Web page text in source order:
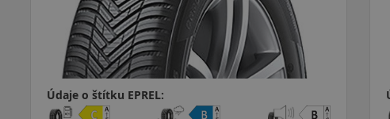
Údaje o štítku EPREL: